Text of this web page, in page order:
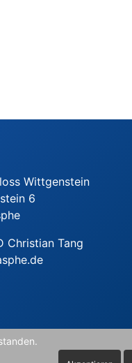
Wittgenstein
6
Christian Tang